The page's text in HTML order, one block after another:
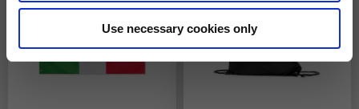
Use necessary cookies only